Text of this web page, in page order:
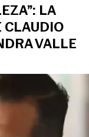
LA
CLAUDIO
VALLE